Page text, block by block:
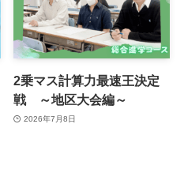
2乗マス計算力最速王決定
戦 ～地区大会編～
2026年7月8日